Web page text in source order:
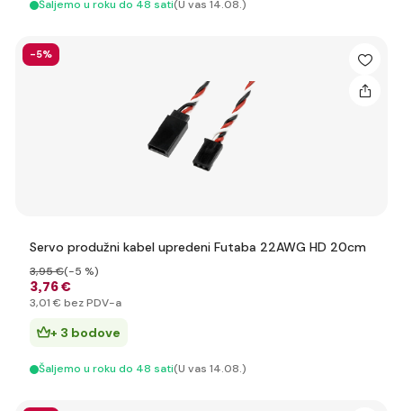
Šaljemo u roku do 48 sati(U vas 14.08.)
-5%
Servo produžni kabel upredeni Futaba 22AWG HD 20cm
3,76 €
3,95 €(-5 %)
3,01 € bez PDV-a
+ 3 bodove
Šaljemo u roku do 48 sati(U vas 14.08.)